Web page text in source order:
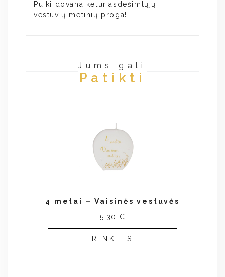
Puiki dovana keturiasdešimtųjų
vestuvių metinių proga!
Jums gali
Patikti
4 metai – Vaisinės vestuvės
5.30 €
RINKTIS